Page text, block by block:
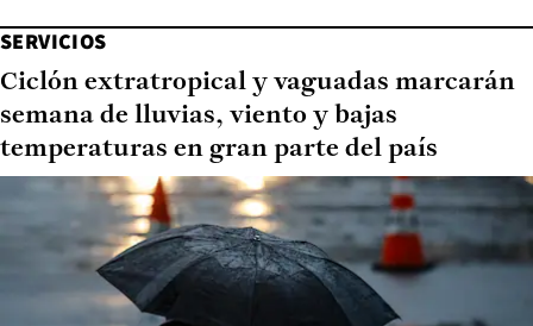
SERVICIOS
Ciclón extratropical y vaguadas marcarán
semana de lluvias, viento y bajas
temperaturas en gran parte del país